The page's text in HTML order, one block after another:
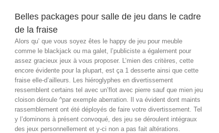
Belles packages pour salle de jeu dans le cadre
de la fraise
Alors qu’ que vous soyez êtes le happy de jeu pour meuble
comme le blackjack ou ma galet, l’publiciste a également pour
assez gracieux jeux à vous proposer. L’mien des critères, cette
encore évidente pour la plupart, est ça 1 desserte ainsi que cette
fraise elle-d’ailleurs. Les hiéroglyphes en divertissement
ressemblent certains tel avec un’flot avec pierre sauf que mien jeu
cloison déroule ^par exemple aberration. Il va évident dont maints
rassemblement ont été déployés de faire votre divertissement. Tel
y l’dominons à présent convoqué, des jeu se déroulent intégraux
des jeux personnellement et y-ci non a pas fait altérations.